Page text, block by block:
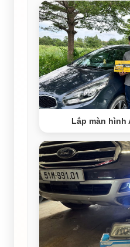
Lắp màn hình